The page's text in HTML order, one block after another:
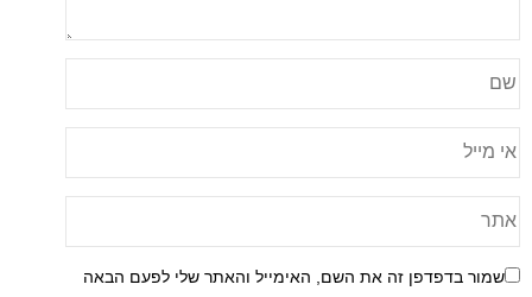
זה את השם, האימייל והאתר שלי לפעם הבאה